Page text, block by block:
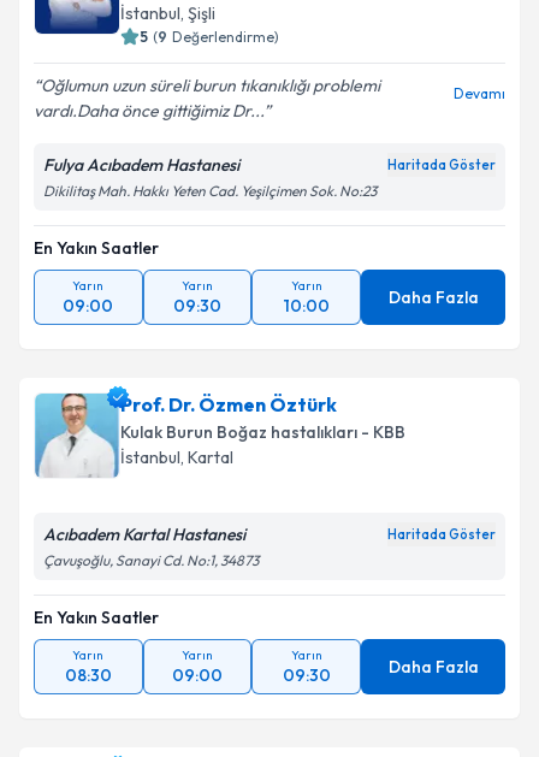
E-posta Adresiniz
Metni'ni okudum ve kişisel verilerimin belirtilen
kapsamda işlenmesini kabul ediyorum.
Takvim Talebini Gönder
İstanbul, Şişli
5 (9 Değerlendirme)
Oğlumun uzun süreli burun tıkanıklığı problemi
vardı.Daha önce gittiğimiz Dr...
Devamı
Fulya Acıbadem Hastanesi Haritada Göster
Dikilitaş Mah. Hakkı Yeten Cad. Yeşilçimen Sok. No:23
En Yakın Saatler
Yarın
09:00
Yarın
09:30
Yarın
10:00 Daha Fazla
Prof. Dr. Özmen Öztürk
Kulak Burun Boğaz hastalıkları - KBB
İstanbul, Kartal
Acıbadem Kartal Hastanesi Haritada Göster
Çavuşoğlu, Sanayi Cd. No:1, 34873
En Yakın Saatler
Yarın
08:30
Yarın
09:00
Yarın
09:30 Daha Fazla